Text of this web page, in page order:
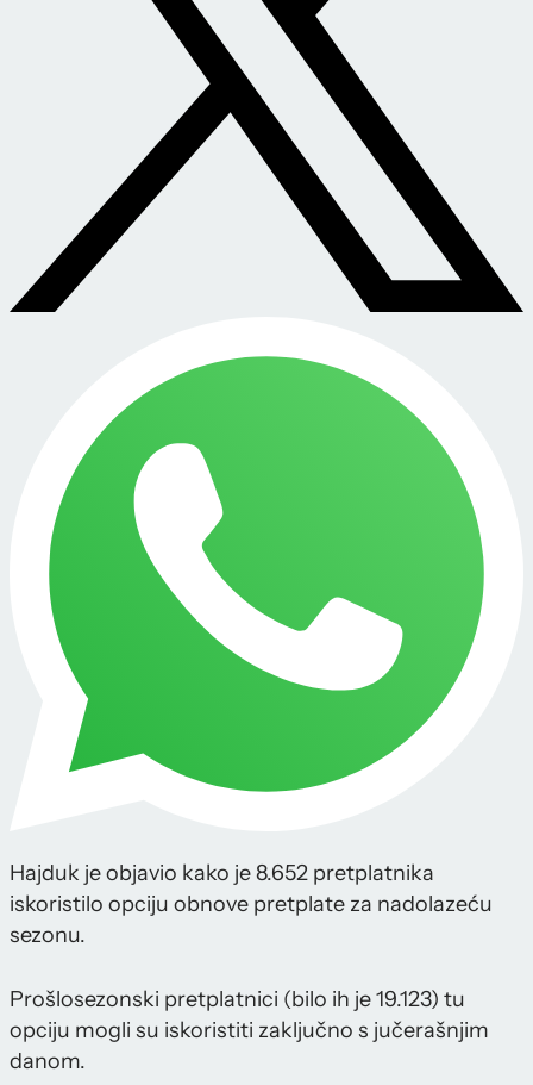
Hajduk je objavio kako je 8.652 pretplatnika
iskoristilo opciju obnove pretplate za nadolazeću
sezonu.
Prošlosezonski pretplatnici (bilo ih je 19.123) tu
opciju mogli su iskoristiti zaključno s jučerašnjim
danom.